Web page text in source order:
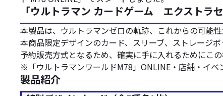
「ウルトラマン カードゲーム エクストラ
本製品は、ウルトラマンゼロの軌跡、これからの可能
本商品限定デザインのカード、スリーブ、ストレージ
予約販売方式となるため、確実に手に入れるためにこ
※「ウルトラマンワールドM78」ONLINE・店舗・イベ
製品紹介